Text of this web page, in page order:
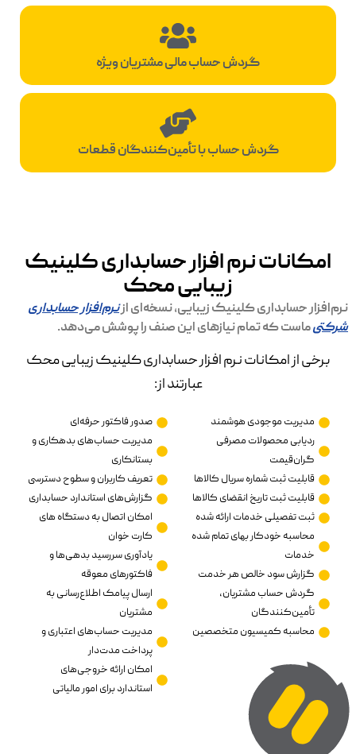
گردش حساب مالی مشتریان ویژه
گردش حساب با تأمین‌کنندگان قطعات
امکانات نرم افزار حسابداری کلینیک
زیبایی محک
نرم‌افزار حسابداری کلینیک زیبایی، نسخه‌ای ازنرم‌افزار حسابداری
شرکتیماست که تمام نیازهای این صنف را پوشش می‌دهد.
برخی از امکانات نرم افزار حسابداری کلینیک زیبایی محک
عبارتند از:
مدیریت موجودی هوشمند
ردیابی محصولات مصرفی
گران‌قیمت
قابلیت ثبت شماره سریال کالاها
قابلیت ثبت تاریخ انقضای کالاها
ثبت تفصیلی خدمات ارائه شده
محاسبه خودکار بهای تمام شده
خدمات
گزارش سود خالص هر خدمت
گردش حساب مشتریان،
تأمین‌کنندگان
محاسبه کمیسیون متخصصین
صدور فاکتور حرفه‌ای
مدیریت حساب‌های بدهکاری و
بستانکاری
تعریف کاربران و سطوح دسترسی
گزارش‌های استاندارد حسابداری
امکان اتصال به دستگاه های
کارت خوان
یادآوری سررسید بدهی‌ها و
فاکتورهای معوقه
ارسال پیامک اطلاع‌رسانی به
مشتریان
مدیریت حساب‌های اعتباری و
پرداخت مدت‌دار
امکان ارائه خروجی‌های
استاندارد برای امور مالیاتی